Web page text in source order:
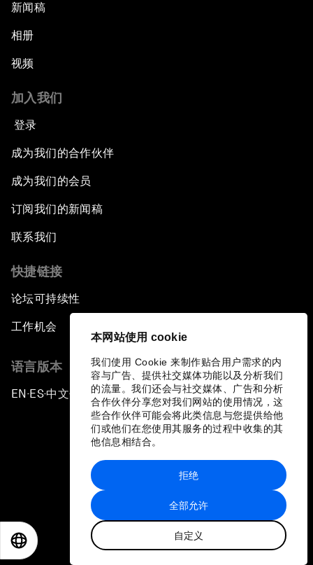
本网站使用 cookie
我们使用 Cookie 来制作贴合用户需求的内
容与广告、提供社交媒体功能以及分析我们
的流量。我们还会与社交媒体、广告和分析
合作伙伴分享您对我们网站的使用情况，这
些合作伙伴可能会将此类信息与您提供给他
们或他们在您使用其服务的过程中收集的其
他信息相结合。
全部允许
自定义
拒绝
新闻稿
相册
视频
加入我们
登录
成为我们的合作伙伴
成为我们的会员
订阅我们的新闻稿
联系我们
快捷链接
论坛可持续性
工作机会
语言版本
EN ▪ES▪中文▪ 日本語
站点地图
世界经济论坛